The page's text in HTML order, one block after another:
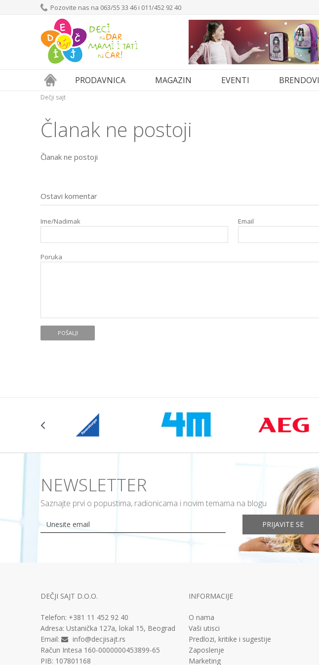
Pozovite nas na 063/55 33 46 i 011/452 92 40
PRODAVNICA MAGAZIN EVENTI BRENDOVI
Dečji sajt
Članak ne postoji
Članak ne postoji
Ostavi komentar
Ime/Nadimak Email
Poruka
POŠALJI
NEWSLETTER
Saznajte prvi o popustima, radionicama i novim temama na blogu
PRIJAVITE SE
DEČJI SAJT D.O.O.
Telefon: +381 11 452 92 40
Adresa: Ustanička 127a, lokal 15, Beograd
Email:
info@decjisajt.rs
Račun Intesa 160-0000000453899-65
PIB: 107801168
INFORMACIJE
O nama
Vaši utisci
Predlozi, kritike i sugestije
Zaposlenje
Marketing